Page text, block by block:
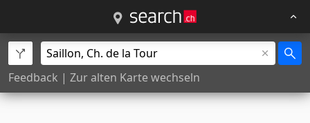
Feedback | Zur alten Karte wechseln